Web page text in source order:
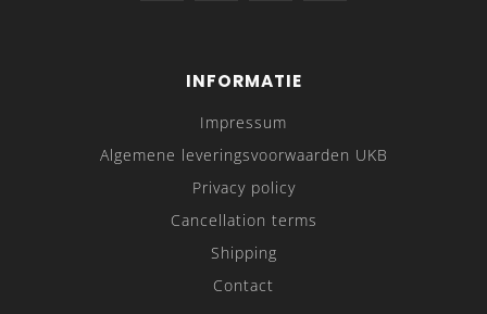
INFORMATIE
Impressum
Algemene leveringsvoorwaarden UKB
Privacy policy
Cancellation terms
Shipping
Contact